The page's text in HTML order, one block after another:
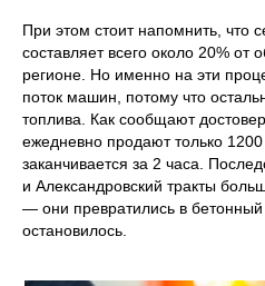
При этом стоит напомнить, что
составляет всего около 20% от
регионе. Но именно на эти
поток машин, потому что
топлива. Как сообщают
ежедневно продают только
заканчивается за 2 часа.
и Александровский тракты
— они превратились в
остановилось.